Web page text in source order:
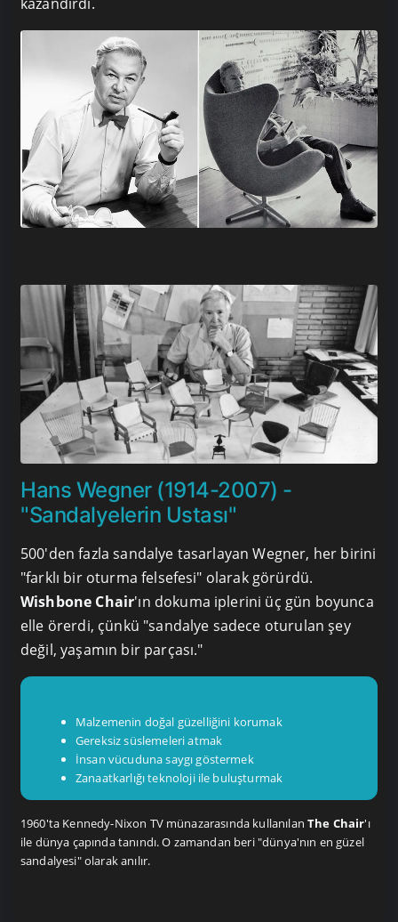
Hans Wegner (1914-2007) -
"Sandalyelerin Ustası"
500'den fazla sandalye tasarlayan Wegner, her birini
"farklı bir oturma felsefesi" olarak görürdü.
Wishbone Chair'ın dokuma iplerini üç gün boyunca
elle örerdi, çünkü "sandalye sadece oturulan şey
değil, yaşamın bir parçası."
Malzemenin doğal güzelliğini korumak
Gereksiz süslemeleri atmak
İnsan vücuduna saygı göstermek
Zanaatkarlığı teknoloji ile buluşturmak
1960'ta Kennedy-Nixon TV münazarasında kullanılan The Chair'ı
ile dünya çapında tanındı. O zamandan beri "dünya'nın en güzel
sandalyesi" olarak anılır.